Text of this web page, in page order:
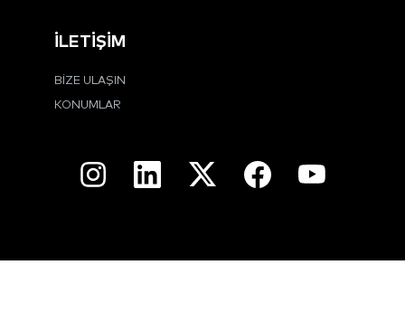
İLETIŞIM
BIZE ULAŞIN
KONUMLAR